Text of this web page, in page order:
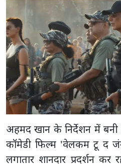
अहमद खान के निर्देशन में बनी
कॉमेडी फिल्म 'वेलकम टू द
लगातार शानदार प्रदर्शन